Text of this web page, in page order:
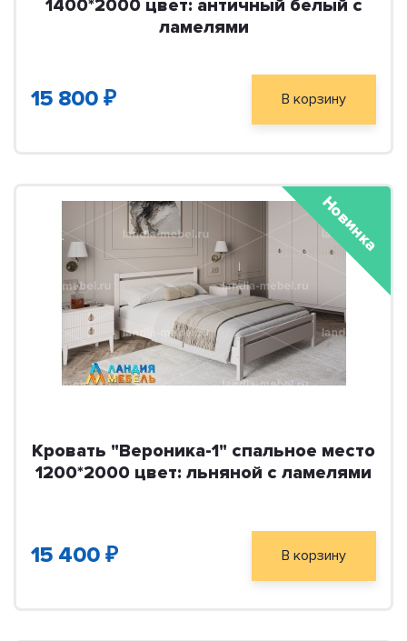
1400*2000 цвет: античный белый с
ламелями
15 800 ₽ В корзину
Кровать "Вероника-1" спальное место
1200*2000 цвет: льняной с ламелями
15 400 ₽ В корзину
Новинка